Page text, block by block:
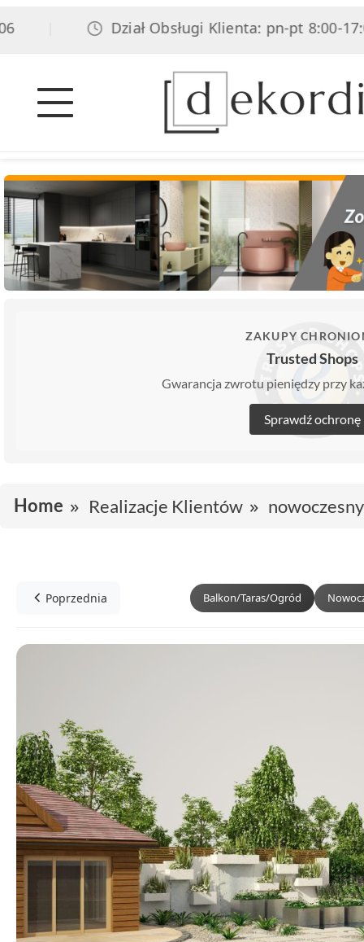
Dział Obsługi Klienta: pn-pt 8:00-
ZAKUPY
Trusted Shops
Gwarancja zwrotu pieniędzy przy
Sprawdź ochronę
Home Realizacje Klientów
Poprzednia Balkon/Taras/Ogród